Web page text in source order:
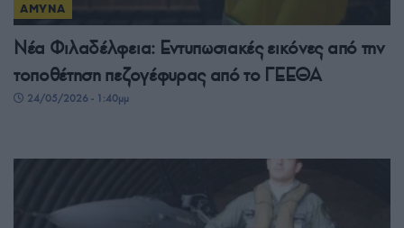
ΑΜΥΝΑ
Νέα Φιλαδέλφεια: Εντυπωσιακές εικόνες από την
τοποθέτηση πεζογέφυρας από το ΓΕΕΘΑ
24/05/2026 - 1:40μμ